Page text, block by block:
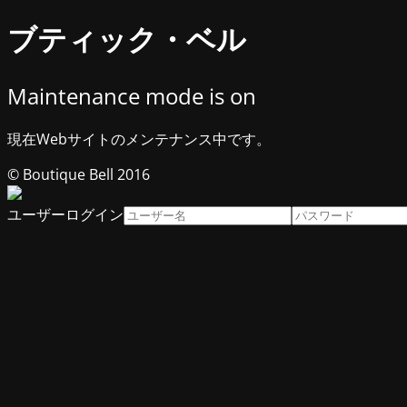
ブティック・ベル
Maintenance mode is on
現在Webサイトのメンテナンス中です。
© Boutique Bell 2016
ユーザーログイン